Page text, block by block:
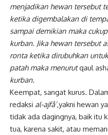
menjadikan hewan tersebut
ketika digembalakan di
sampai demikian maka cukup
kurban. Jika hewan tersebut
ronta ketika dirubuhkan
patah maka menurutqaul
kurban.
Keempat, sangat kurus.
redaksi al-ajfâ’,yakni hewan
tidak ada dagingnya, baik itu
tua, karena sakit, atau